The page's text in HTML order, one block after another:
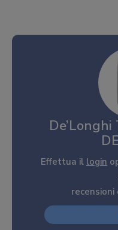
Effettua il login